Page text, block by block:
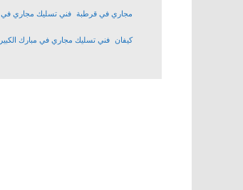
مجاري في قرطبة فني تسليك مجاري في
كيفان فني تسليك مجاري في مبارك الكبير